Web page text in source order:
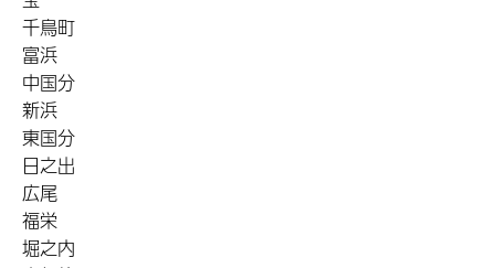
千鳥町
富浜
中国分
新浜
東国分
日之出
広尾
福栄
堀之内